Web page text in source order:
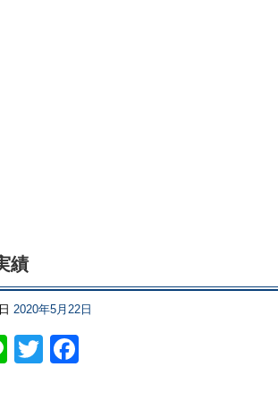
績
2020年5月22日
LineTwitter